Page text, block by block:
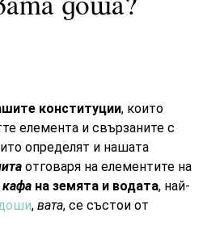
доша?
конституции, които
елемента и свързаните с
определят и нашата
отговаря на елементите на
кафа на земята и водата, най-
,вата, се състои от